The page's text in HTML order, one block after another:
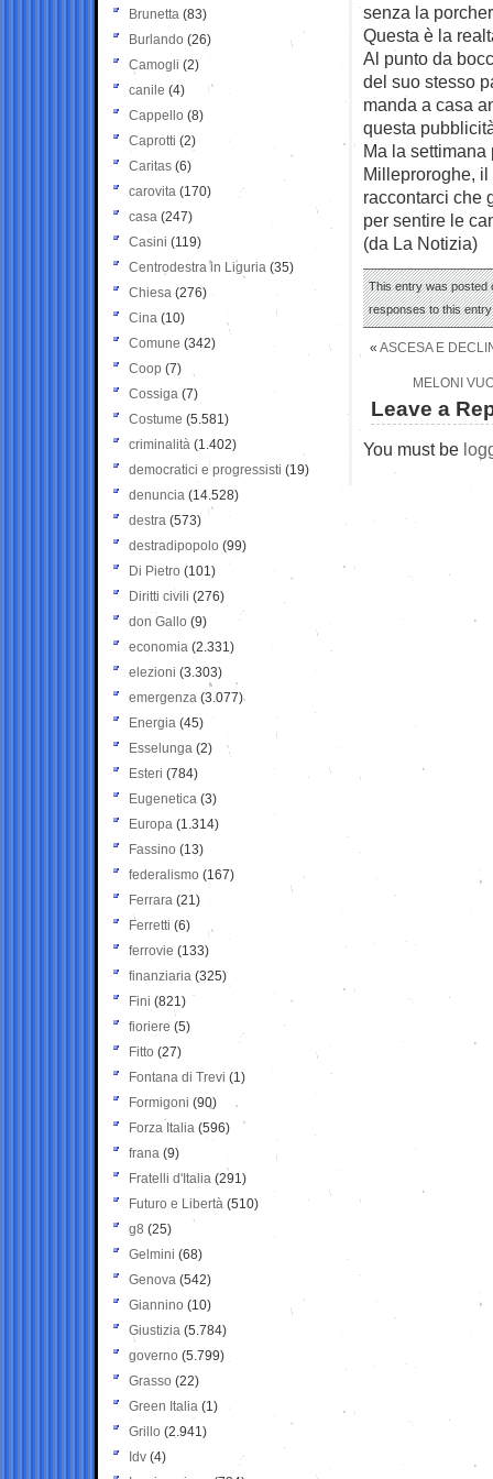
senza la
Questa è la
Al punto da
del suo stesso
manda a casa
questa
Ma la
Milleproroghe,
raccontarci che
per sentire le
(da La Notizia)
This entry was posted
responses to this
« ASCESA E
MELONI
Leave a
You must be
Brunetta (83)
Burlando (26)
Camogli (2)
canile (4)
Cappello (8)
Caprotti (2)
Caritas (6)
carovita (170)
casa (247)
Casini (119)
Centrodestra in Liguria (35)
Chiesa (276)
Cina (10)
Comune (342)
Coop (7)
Cossiga (7)
Costume (5.581)
criminalità (1.402)
democratici e progressisti (19)
denuncia (14.528)
destra (573)
destradipopolo (99)
Di Pietro (101)
Diritti civili (276)
don Gallo (9)
economia (2.331)
elezioni (3.303)
emergenza (3.077)
Energia (45)
Esselunga (2)
Esteri (784)
Eugenetica (3)
Europa (1.314)
Fassino (13)
federalismo (167)
Ferrara (21)
Ferretti (6)
ferrovie (133)
finanziaria (325)
Fini (821)
fioriere (5)
Fitto (27)
Fontana di Trevi (1)
Formigoni (90)
Forza Italia (596)
frana (9)
Fratelli d'Italia (291)
Futuro e Libertà (510)
g8 (25)
Gelmini (68)
Genova (542)
Giannino (10)
Giustizia (5.784)
governo (5.799)
Grasso (22)
Green Italia (1)
Grillo (2.941)
Idv (4)